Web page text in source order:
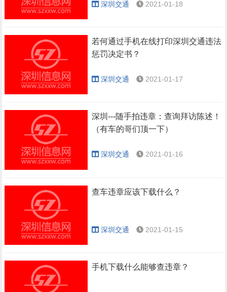
深圳交通 2021-01-18
若何通过手机在线打印深圳交通违法
惩罚决定书？
深圳交通 2021-01-17
深圳---随手拍违章：查询拜访陈述！
（有车的哥们顶一下）
深圳交通 2021-01-16
查车违章应该下载什么？
深圳交通 2021-01-15
手机下载什么能够查违章？